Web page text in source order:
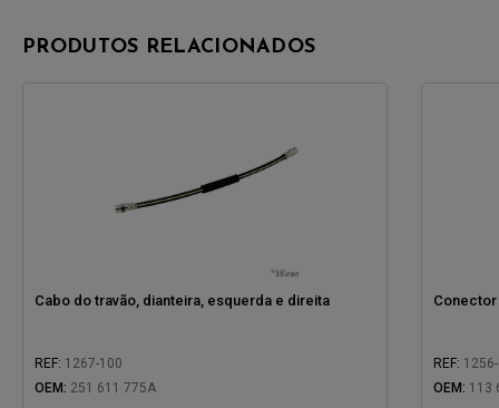
PRODUTOS RELACIONADOS
Cabo do travão, dianteira, esquerda e direita
REF: 1267-100
OEM: 251 611 775A
REF:
OEM: 113